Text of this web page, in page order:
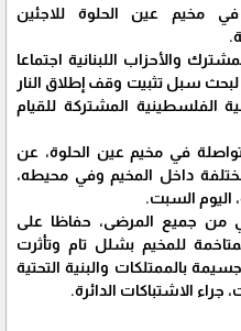
مخيم عين الحلوة للاجئين
والأحزاب اللبنانية اجتماعا
سبل تثبيت وقف إطلاق النار
الفلسطينية المشتركة للقيام
في مخيم عين الحلوة، عن
بجروح مختلفة داخل المخيم وفي محيطه،
اليوم السبت.
من جميع المرضى، حفاظا على
للمخيم بشلل تام وتأثرت
بالممتلكات والبنية التحتية
الاشتباكات الدائرة.